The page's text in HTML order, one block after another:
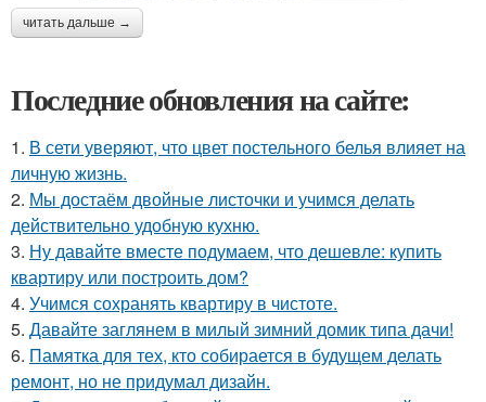
читать дальше →
Последние обновления на сайте:
1. В сети уверяют, что цвет постельного белья влияет на
личную жизнь.
2. Мы достаём двойные листочки и учимся делать
действительно удобную кухню.
3. Ну давайте вместе подумаем, что дешевле: купить
квартиру или построить дом?
4. Учимся сохранять квартиру в чистоте.
5. Давайте заглянем в милый зимний домик типа дачи!
6. Памятка для тех, кто собирается в будущем делать
ремонт, но не придумал дизайн.